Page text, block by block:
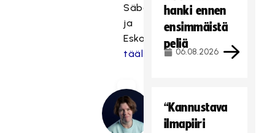
Säbäkipinästä
ja
Eskariviikosta
täältä.
hanki ennen
ensimmäistä
peliä
06.08.2026
“Kannustava
ilmapiiri